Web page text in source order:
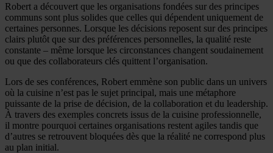
Robert a découvert que les organisations fondées sur des principes
communs sont plus solides que celles qui dépendent uniquement de
certaines personnes. Lorsque les décisions reposent sur des principes
clairs plutôt que sur des préférences personnelles, la qualité reste
constante – même lorsque les circonstances changent soudainement
ou que des collaborateurs clés quittent l’organisation.
Lors de ses conférences, Robert emmène son public dans un univers
où la cuisine n’est pas le sujet principal, mais une métaphore
puissante de la prise de décision, de la collaboration et du leadership.
À travers des exemples concrets issus de la cuisine professionnelle,
il montre pourquoi certaines organisations restent agiles tandis que
d’autres se retrouvent bloquées dès que la réalité ne correspond plus
au plan initial.